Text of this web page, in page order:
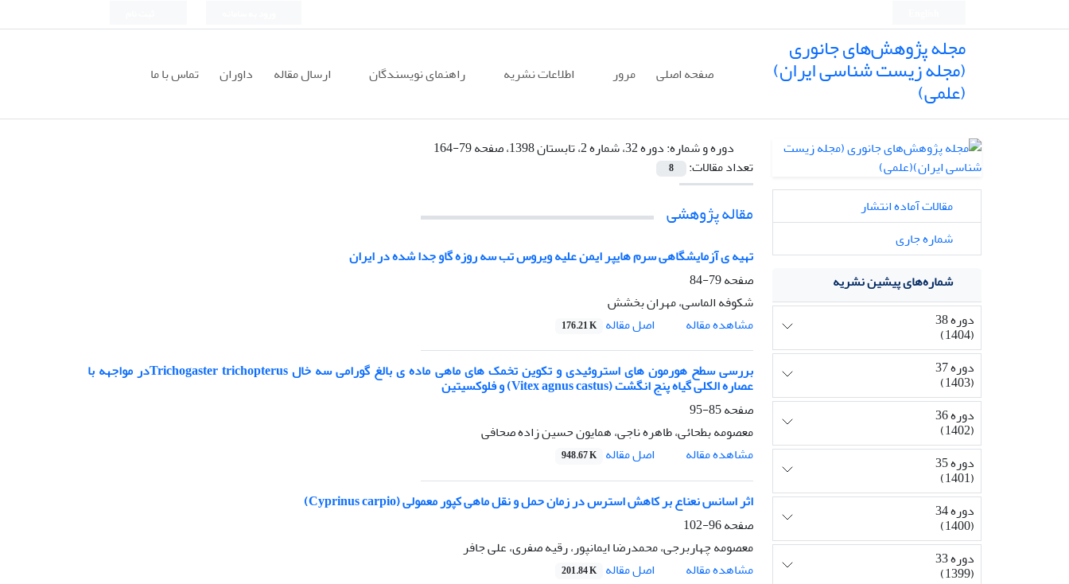
مجله پژوهش‌های جانوری
(مجله زیست شناسی ایران)
(علمی) صفحه اصلی مرور اطلاعات نشریه راهنمای نویسندگان ارسال مقاله داوران تماس با ما
دوره و شماره:دوره 32، شماره 2، تابستان 1398، صفحه 79-164
تعداد مقالات:
8
مقاله پژوهشی
تهیه ی آزمایشگاهی سرم هایپر ایمن علیه ویروس تب سه روزه گاو جدا شده در ایران
صفحه79-84
شکوفه الماسی، مهران بخشش
مشاهده مقاله
اصل مقاله 176.21 K
بررسی سطح هورمون های استروئیدی و تکوین تخمک های ماهی ماده ی بالغ گورامی سه خال Trichogaster trichopterusدر مواجهه با
عصاره الکلی گیاه پنج انگشت (Vitex agnus castus) و فلوکسیتین
صفحه85-95
معصومه بطحائی، طاهره ناجی، همایون حسین زاده صحافی
مشاهده مقاله
اصل مقاله 948.67 K
اثر اسانس نعناع بر کاهش استرس در زمان حمل و نقل ماهی کپور معمولی (Cyprinus carpio)
صفحه96-102
معصومه چهاربرجی، محمدرضا ایمانپور، رقیه صفری، علی جافر
مشاهده مقاله
اصل مقاله 201.84 K
مقالات آماده انتشار
شماره جاری
شماره‌های پیشین نشریه
دوره 38
(1404)
دوره 37
(1403)
دوره 36
(1402)
دوره 35
(1401)
دوره 34
(1400)
دوره 33
(1399)